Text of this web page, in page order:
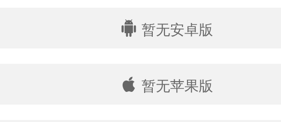
暂无安卓版
暂无苹果版